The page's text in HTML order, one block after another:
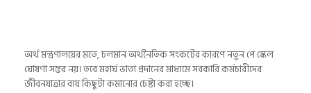
অর্থ মন্ত্রণালয়ের মতে, চলমান অর্থনৈতিক সংকটের কারণে নতুন পে স্কেল
ঘোষণা সম্ভব নয়। তবে মহার্ঘ ভাতা প্রদানের মাধ্যমে সরকারি কর্মচারীদের
জীবনযাত্রার ব্যয় কিছুটা কমানোর চেষ্টা করা হচ্ছে।